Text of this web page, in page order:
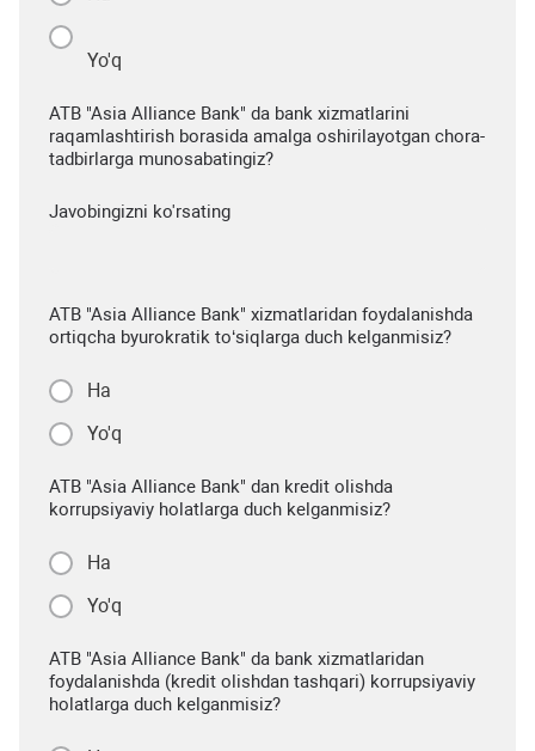
Yo'q
ATB "Asia Alliance Bank" da bank xizmatlarini
raqamlashtirish borasida amalga oshirilayotgan chora-
tadbirlarga munosabatingiz?
Javobingizni ko'rsating
ATB "Asia Alliance Bank" xizmatlaridan foydalanishda
ortiqcha byurokratik to‘siqlarga duch kelganmisiz?
Ha
Yo'q
ATB "Asia Alliance Bank" dan kredit olishda
korrupsiyaviy holatlarga duch kelganmisiz?
Ha
Yo'q
ATB "Asia Alliance Bank" da bank xizmatlaridan
foydalanishda (kredit olishdan tashqari) korrupsiyaviy
holatlarga duch kelganmisiz?